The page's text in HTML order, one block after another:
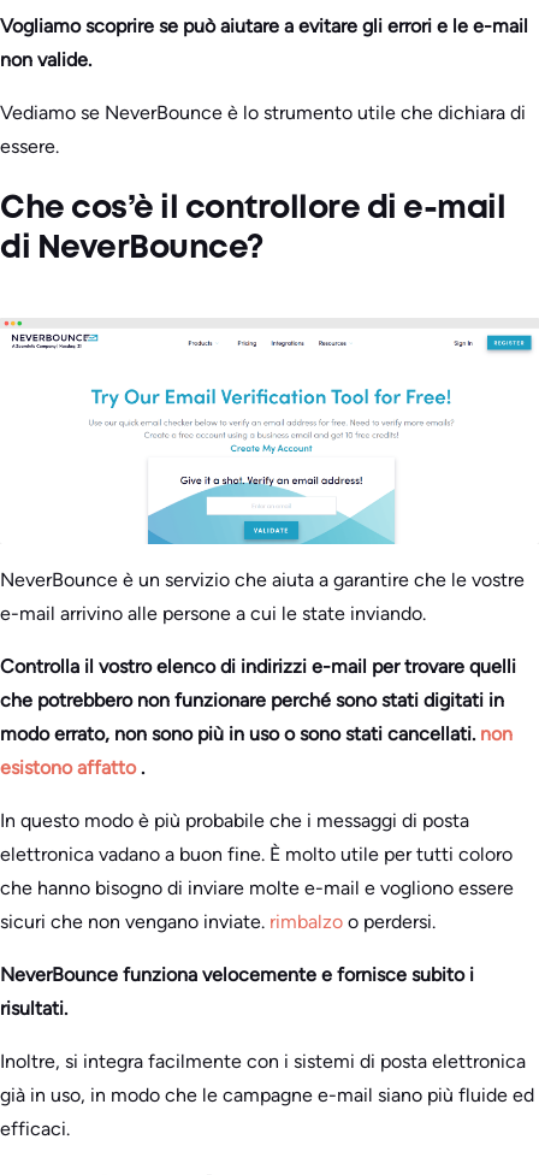
Vogliamo scoprire se può aiutare a evitare gli errori e le e-mail
non valide.
Vediamo se NeverBounce è lo strumento utile che dichiara di
essere.
Che cos’è il controllore di e-mail
di NeverBounce?
NeverBounce è un servizio che aiuta a garantire che le vostre
e-mail arrivino alle persone a cui le state inviando.
Controlla il vostro elenco di indirizzi e-mail per trovare quelli
che potrebbero non funzionare perché sono stati digitati in
modo errato, non sono più in uso o sono stati cancellati. non
esistono affatto.
In questo modo è più probabile che i messaggi di posta
elettronica vadano a buon fine. È molto utile per tutti coloro
che hanno bisogno di inviare molte e-mail e vogliono essere
sicuri che non vengano inviate. rimbalzo o perdersi.
NeverBounce funziona velocemente e fornisce subito i
risultati.
Inoltre, si integra facilmente con i sistemi di posta elettronica
già in uso, in modo che le campagne e-mail siano più fluide ed
efficaci.